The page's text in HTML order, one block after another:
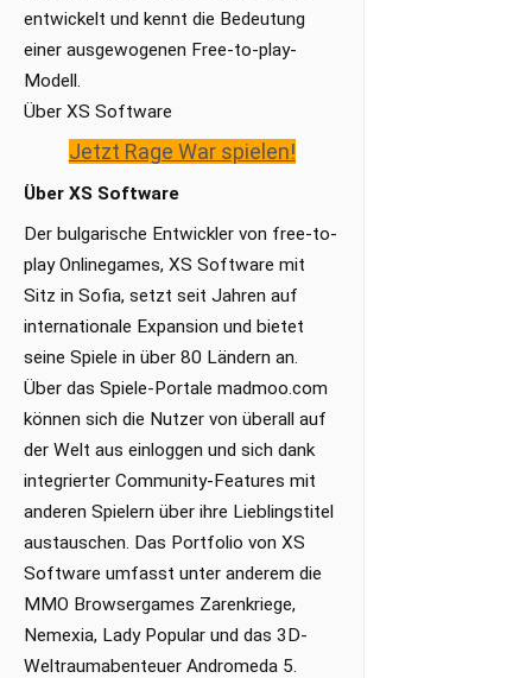
entwickelt und kennt die Bedeutung
einer ausgewogenen Free-to-play-
Modell.
Über XS Software
Jetzt Rage War spielen!
Über XS Software
Der bulgarische Entwickler von free-to-
play Onlinegames, XS Software mit
Sitz in Sofia, setzt seit Jahren auf
internationale Expansion und bietet
seine Spiele in über 80 Ländern an.
Über das Spiele-Portale madmoo.com
können sich die Nutzer von überall auf
der Welt aus einloggen und sich dank
integrierter Community-Features mit
anderen Spielern über ihre Lieblingstitel
austauschen. Das Portfolio von XS
Software umfasst unter anderem die
MMO Browsergames Zarenkriege,
Nemexia, Lady Popular und das 3D-
Weltraumabenteuer Andromeda 5.